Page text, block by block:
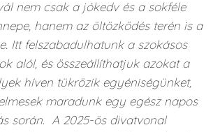
nem csak a jókedv és a sokféle
hanem az öltözködés terén is a
Itt felszabadulhatunk a szokásos
alól, és összeállíthatjuk azokat a
híven tükrözik egyéniségünket,
maradunk egy egész napos
során. A 2025-ös divatvonal